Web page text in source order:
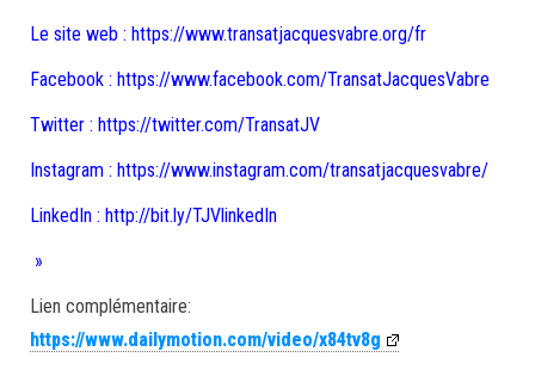
Le site web : https://www.transatjacquesvabre.org/fr
Facebook : https://www.facebook.com/TransatJacquesVabre
Twitter : https://twitter.com/TransatJV
Instagram : https://www.instagram.com/transatjacquesvabre/
LinkedIn : http://bit.ly/TJVlinkedIn
»
Lien complémentaire:
https://www.dailymotion.com/video/x84tv8g